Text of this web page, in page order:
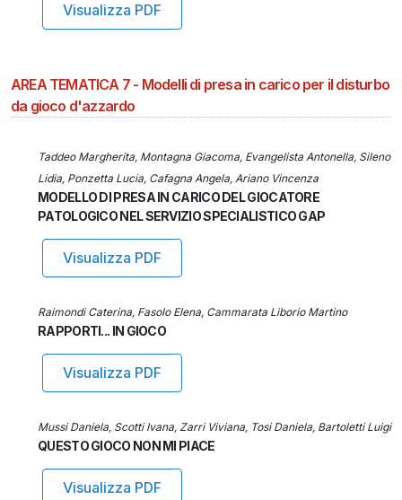
Visualizza PDF
AREA TEMATICA 7 - Modelli di presa in carico per il disturbo
da gioco d'azzardo
Taddeo Margherita, Montagna Giacoma, Evangelista Antonella, Sileno
Lidia, Ponzetta Lucia, Cafagna Angela, Ariano Vincenza
MODELLO DI PRESA IN CARICO DEL GIOCATORE
PATOLOGICO NEL SERVIZIO SPECIALISTICO GAP
Visualizza PDF
Raimondi Caterina, Fasolo Elena, Cammarata Liborio Martino
RAPPORTI... IN GIOCO
Visualizza PDF
Mussi Daniela, Scotti Ivana, Zarri Viviana, Tosi Daniela, Bartoletti Luigi
QUESTO GIOCO NON MI PIACE
Visualizza PDF